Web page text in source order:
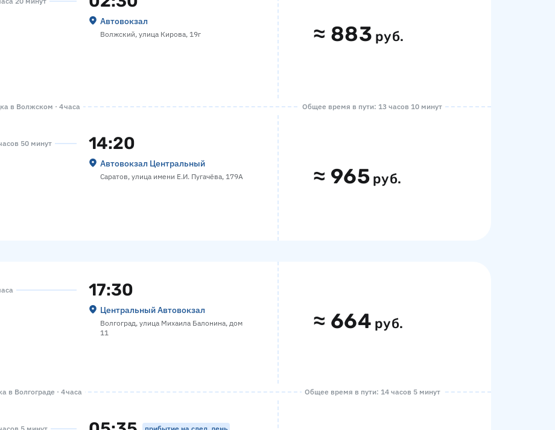
Автовокзал
Волжский, улица Кирова, 19г ≈ 883 руб.
в Волжском · 4 часа Общее время в пути: 13 часов 10 минут
50 минут 14:20
Автовокзал Центральный
Саратов, улица имени Е.И. Пугачёва, 179А ≈ 965 руб.
17:30
Центральный Автовокзал
Волгоград, улица Михаила Балонина, дом
11
≈ 664 руб.
в Волгограде · 4 часа Общее время в пути: 14 часов 5 минут
прибытие на след. день